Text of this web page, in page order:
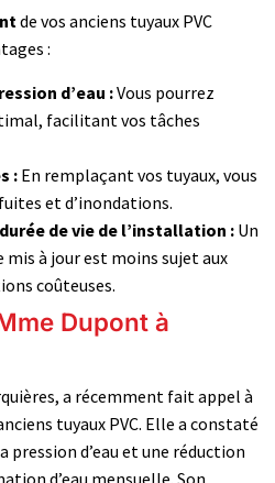
de vos anciens tuyaux PVC
:
d’eau :Vous pourrez
facilitant vos tâches
: En remplaçant vos tuyaux, vous
et d’inondations.
de vie de l’installation :Un
à jour est moins sujet aux
coûteuses.
Dupont à
a récemment fait appel à
tuyaux PVC. Elle a constaté
d’eau et une réduction
d’eau mensuelle. Son